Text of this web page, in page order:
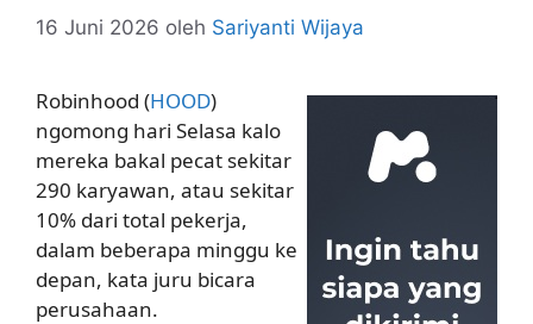
16 Juni 2026 oleh Sariyanti Wijaya
Robinhood (HOOD)
ngomong hari Selasa kalo
mereka bakal pecat sekitar
290 karyawan, atau sekitar
10% dari total pekerja,
dalam beberapa minggu ke
depan, kata juru bicara
perusahaan.